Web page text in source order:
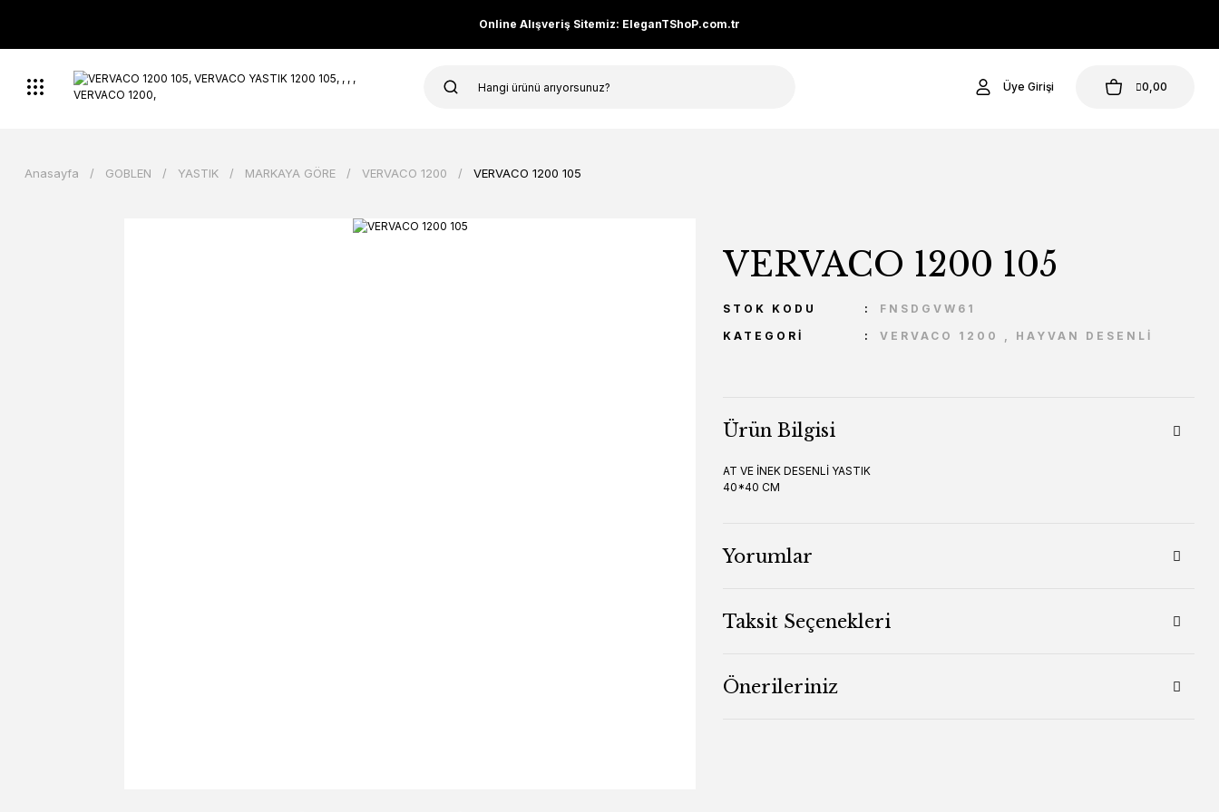
Online Alışveriş Sitemiz: EleganTShoP.com.tr
Üye Girişi 0,00
Anasayfa GOBLEN YASTIK MARKAYA GÖRE VERVACO 1200 VERVACO 1200 105
VERVACO 1200 105
STOK KODU
FNSDGVW61
KATEGORI
VERVACO 1200 , HAYVAN DESENLİ
Ürün Bilgisi
AT VE İNEK DESENLİ YASTIK
40*40 CM
Yorumlar
Taksit Seçenekleri
Önerileriniz